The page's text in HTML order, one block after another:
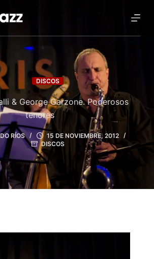
DISCOS
& George Garzone. Poderosos
tenores
RÍOS
15 DE NOVIEMBRE, 2012
DISCOS